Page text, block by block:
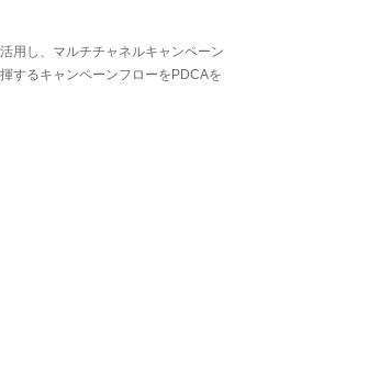
用し、マルチチャネルキャンペーン
するキャンペーンフローをPDCAを